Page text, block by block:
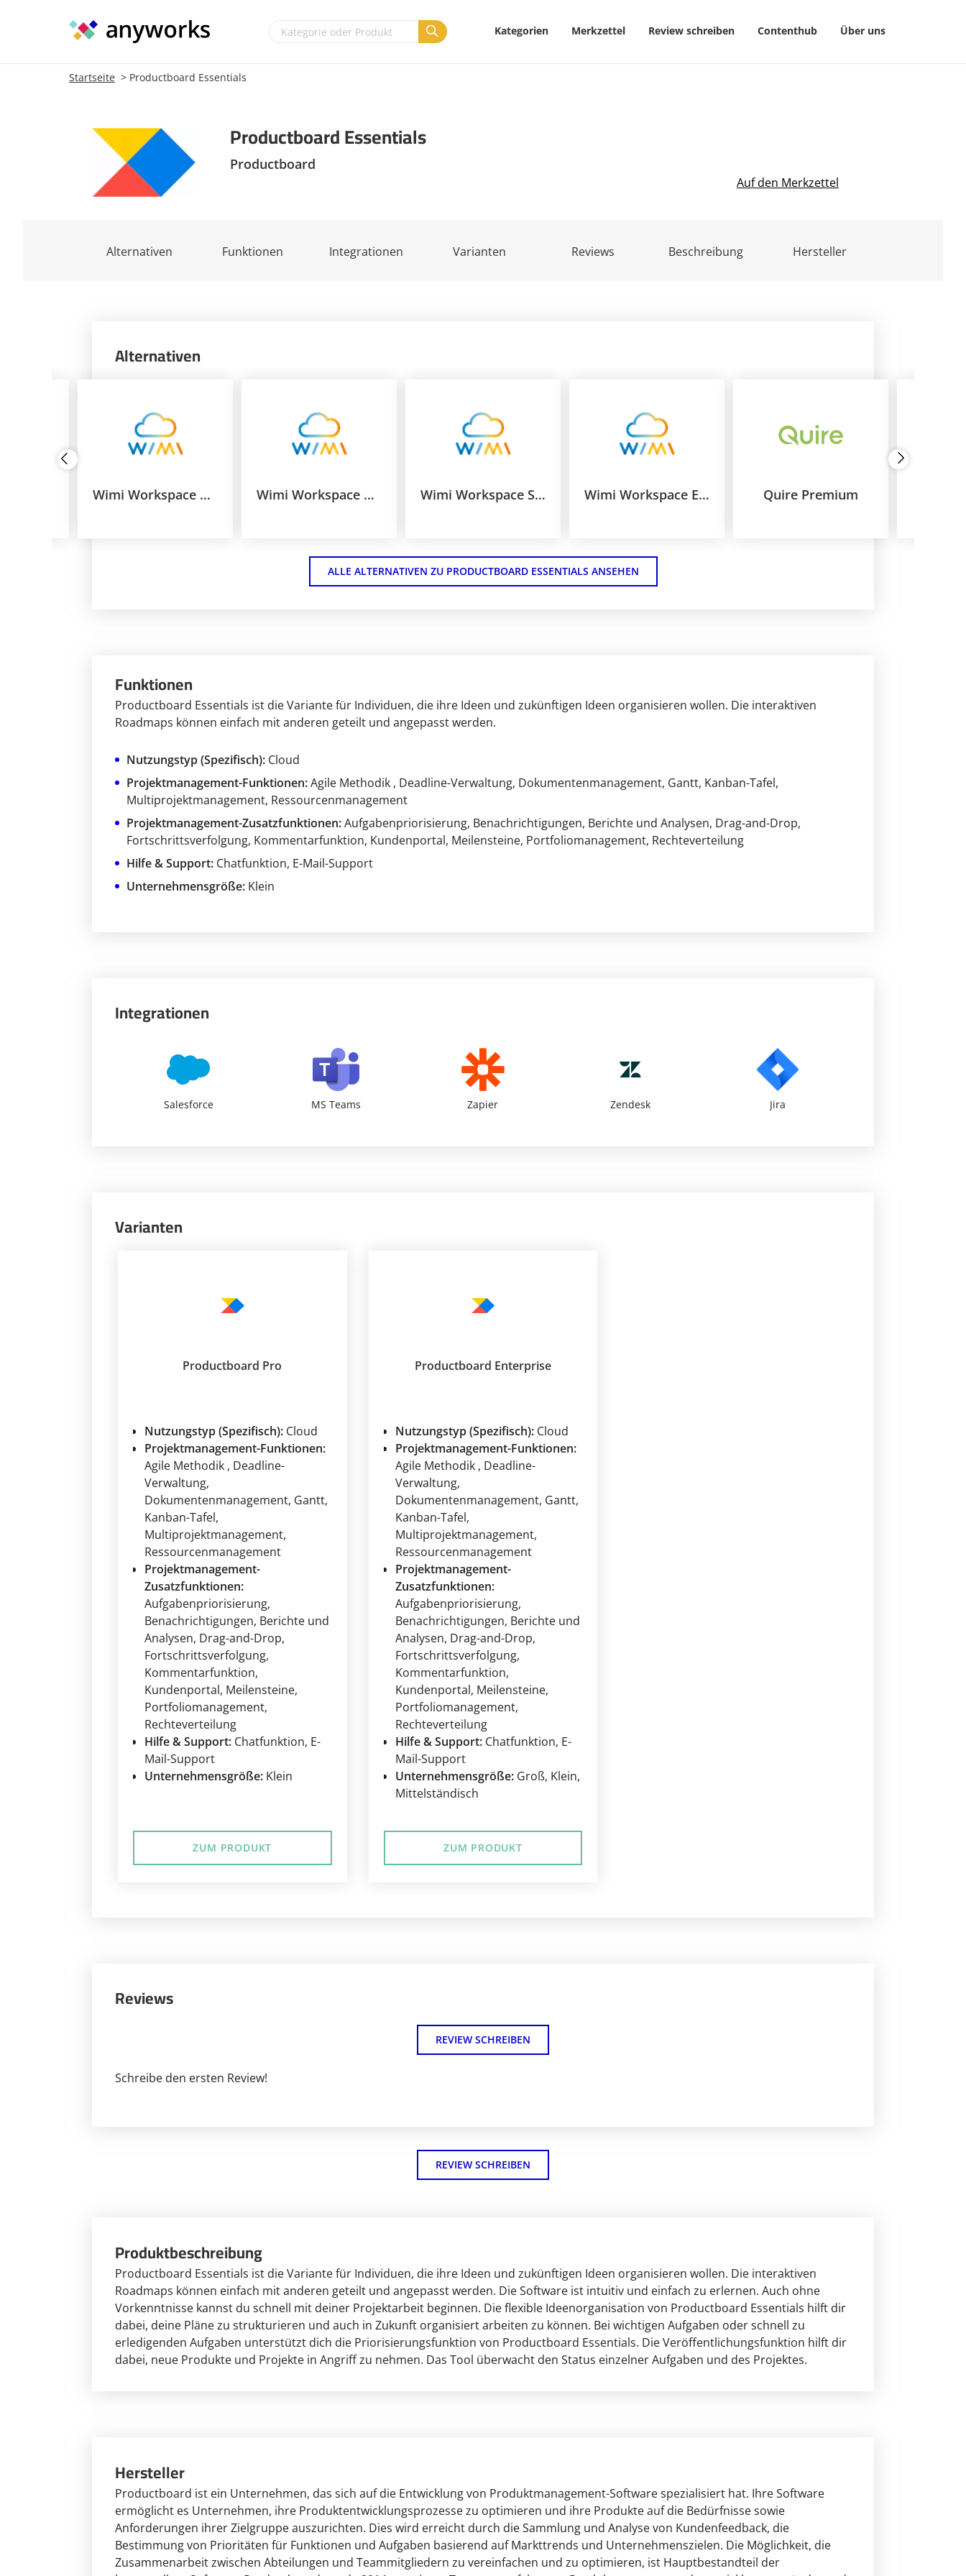
Kategorien Merkzettel Review schreiben Contenthub Über uns
Startseite Productboard Essentials
Productboard Essentials
Productboard
Auf den Merkzettel
Funktionen Integrationen Varianten Reviews
Alternativen Beschreibung Hersteller
Funktionen
Productboard Essentials ist die Variante für Individuen, die ihre Ideen und zukünftigen Ideen organisieren wollen. Die interaktiven
Roadmaps können einfach mit anderen geteilt und angepasst werden.
Nutzungstyp (Spezifisch): Cloud
Projektmanagement-Funktionen:Agile Methodik , Deadline-Verwaltung, Dokumentenmanagement, Gantt, Kanban-Tafel,
Multiprojektmanagement, Ressourcenmanagement
Projektmanagement-Zusatzfunktionen:Aufgabenpriorisierung, Benachrichtigungen, Berichte und Analysen, Drag-and-Drop,
Fortschrittsverfolgung, Kommentarfunktion, Kundenportal, Meilensteine, Portfoliomanagement, Rechteverteilung
Hilfe & Support: Chatfunktion, E-Mail-Support
Unternehmensgröße: Klein
Integrationen
Salesforce MS Teams Zapier Zendesk Jira
Varianten
Productboard Pro
Nutzungstyp (Spezifisch): Cloud
Projektmanagement-Funktionen:
Agile Methodik , Deadline-
Verwaltung,
Dokumentenmanagement, Gantt,
Kanban-Tafel,
Multiprojektmanagement,
Ressourcenmanagement
Projektmanagement-
Zusatzfunktionen:
Aufgabenpriorisierung,
Benachrichtigungen, Berichte und
Analysen, Drag-and-Drop,
Fortschrittsverfolgung,
Kommentarfunktion,
Kundenportal, Meilensteine,
Portfoliomanagement,
Rechteverteilung
Hilfe & Support: Chatfunktion, E-
Mail-Support
Unternehmensgröße: Klein
ZUM PRODUKT
Productboard Enterprise
Nutzungstyp (Spezifisch): Cloud
Projektmanagement-Funktionen:
Agile Methodik , Deadline-
Verwaltung,
Dokumentenmanagement, Gantt,
Kanban-Tafel,
Multiprojektmanagement,
Ressourcenmanagement
Projektmanagement-
Zusatzfunktionen:
Aufgabenpriorisierung,
Benachrichtigungen, Berichte und
Analysen, Drag-and-Drop,
Fortschrittsverfolgung,
Kommentarfunktion,
Kundenportal, Meilensteine,
Portfoliomanagement,
Rechteverteilung
Hilfe & Support: Chatfunktion, E-
Mail-Support
Unternehmensgröße: Groß, Klein,
Mittelständisch
ZUM PRODUKT
Reviews
REVIEW SCHREIBEN
Schreibe den ersten Review!
REVIEW SCHREIBEN
Alternativen
Wimi Workspace Business Wimi Workspace Pro Wimi Workspace Standard Wimi Workspace Enterprise Quire Premium
ALLE ALTERNATIVEN ZU PRODUCTBOARD ESSENTIALS ANSEHEN
Produktbeschreibung
Productboard Essentials ist die Variante für Individuen, die ihre Ideen und zukünftigen Ideen organisieren wollen. Die interaktiven
Roadmaps können einfach mit anderen geteilt und angepasst werden. Die Software ist intuitiv und einfach zu erlernen. Auch ohne
Vorkenntnisse kannst du schnell mit deiner Projektarbeit beginnen. Die flexible Ideenorganisation von Productboard Essentials hilft dir
dabei, deine Pläne zu strukturieren und auch in Zukunft organisiert arbeiten zu können. Bei wichtigen Aufgaben oder schnell zu
erledigenden Aufgaben unterstützt dich die Priorisierungsfunktion von Productboard Essentials. Die Veröffentlichungsfunktion hilft dir
dabei, neue Produkte und Projekte in Angriff zu nehmen. Das Tool überwacht den Status einzelner Aufgaben und des Projektes.
Hersteller
Productboard ist ein Unternehmen, das sich auf die Entwicklung von Produktmanagement-Software spezialisiert hat. Ihre Software
ermöglicht es Unternehmen, ihre Produktentwicklungsprozesse zu optimieren und ihre Produkte auf die Bedürfnisse sowie
Anforderungen ihrer Zielgruppe auszurichten. Dies wird erreicht durch die Sammlung und Analyse von Kundenfeedback, die
Bestimmung von Prioritäten für Funktionen und Aufgaben basierend auf Markttrends und Unternehmenszielen. Die Möglichkeit, die
Zusammenarbeit zwischen Abteilungen und Teammitgliedern zu vereinfachen und zu optimieren, ist Hauptbestandteil der